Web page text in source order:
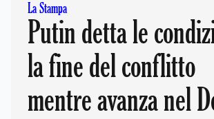
La Stampa
Putin detta le
la fine del conflitto
mentre avanza nel